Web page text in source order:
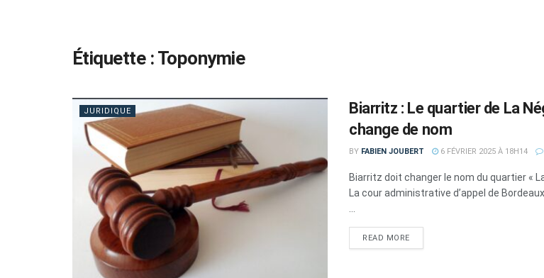
Étiquette : Toponymie
JURIDIQUE
Biarritz : Le quartier de La
change de nom
BY FABIEN JOUBERT 6 FÉVRIER 2025 À 18H14
Biarritz doit changer le nom du quartier «
La cour administrative d’appel de
READ MOREDETAILS